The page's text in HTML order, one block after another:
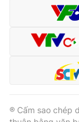
® Cấm sao chép